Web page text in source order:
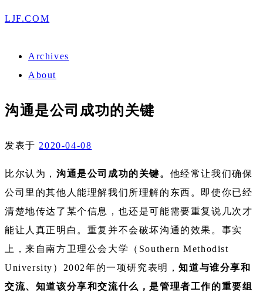
LJF.COM
Archives
About
沟通是公司成功的关键
发表于 2020-04-08
比尔认为， 沟通是公司成功的关键。 他经常让我们确保
公司里的其他人能理解我们所理解的东西。即使你已经
清楚地传达了某个信息，也还是可能需要重复说几次才
能让人真正明白。重复并不会破坏沟通的效果。事实
上，来自南方卫理公会大学（Southern Methodist
University）2002年的一项研究表明，知道与谁分享和
交流、知道该分享和交流什么，是管理者工作的重要组